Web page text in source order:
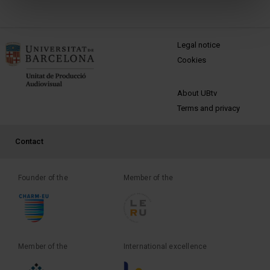
MENÚ PEU 1
Legal notice
Cookies
PEU 2
About UBtv
Terms and privacy
PEU 3
Contact
Founder of the Member of the
Member of the International excellence